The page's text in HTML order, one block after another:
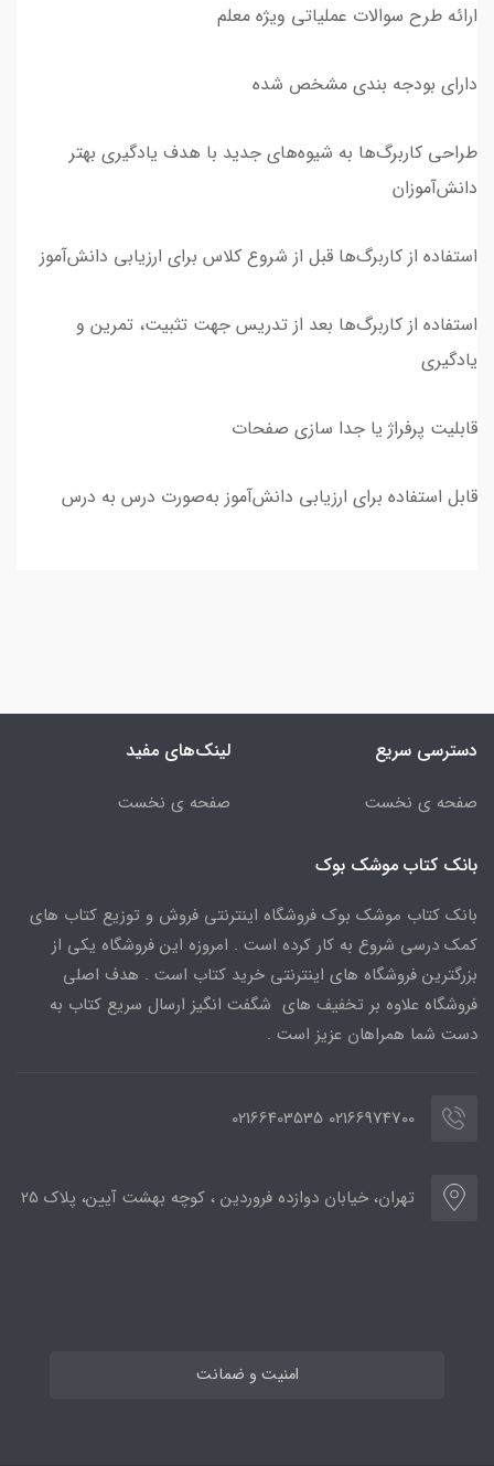
ارائه طرح سوالات عملیاتی ویژه معلم
دارای بودجه بندی مشخص شده
طراحی کاربرگ‌ها به شیوه‌های جدید با هدف یادگیری بهتر
دانش‌آموزان
استفاده از کاربرگ‌ها قبل از شروع کلاس برای ارزیابی دانش‌آموز
استفاده از کاربرگ‌ها بعد از تدریس جهت تثبیت، تمرین و
یادگیری
قابلیت پرفراژ یا جدا سازی صفحات
قابل استفاده برای ارزیابی دانش‌آموز به‌صورت درس به درس
دسترسی سریع
صفحه ی نخست
لینک‌های مفید
صفحه ی نخست
بانک کتاب موشک بوک
بانک کتاب موشک بوک فروشگاه اینترنتی فروش و توزیع کتاب های
کمک درسی شروع به کار کرده است . امروزه این فروشگاه یکی از
بزرگترین فروشگاه های اینترنتی خرید کتاب است . هدف اصلی
فروشگاه علاوه بر تخفیف های شگفت انگیز ارسال سریع کتاب به
دست شما همراهان عزیز است .
02166974700 02166403535
تهران، خیابان دوازده فروردین ، کوچه بهشت آیین، پلاک 25
امنیت و ضمانت